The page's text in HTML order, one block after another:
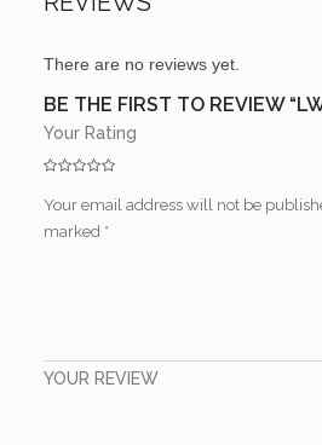
There are no reviews yet.
BE THE FIRST TO REVIEW
Your email address will not be
marked *
Your Rating
YOUR REVIEW